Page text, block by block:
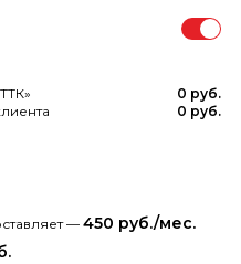
0 руб.
0 руб.
— 450 руб./мес.